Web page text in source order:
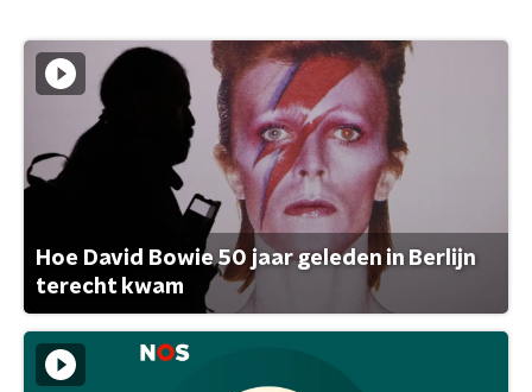
Hoe David Bowie 50 jaar geleden in Berlijn
terecht kwam